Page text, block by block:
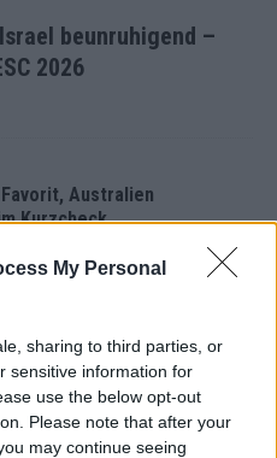
My Personal
sharing to third parties, or
sensitive information for
use the below opt-out
Please note that after your
may continue seeing
beunruhigend –
2026
Favorit, Australien
Kurzcheck
Rest des ESC-Halbfinales